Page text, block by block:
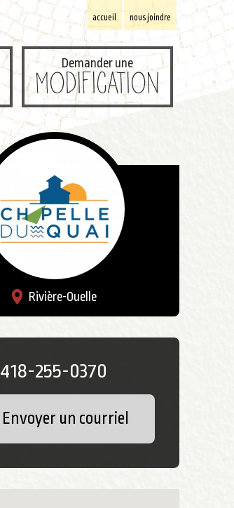
accueil nous joindre
Demander une
modification
Rivière-Ouelle
418-255-0370
Envoyer un courriel